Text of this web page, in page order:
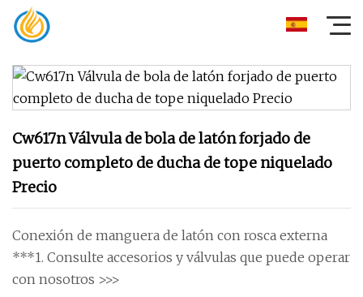
Cw617n Válvula de bola de latón forjado de
puerto completo de ducha de tope niquelado
Precio
Conexión de manguera de latón con rosca externa
***1. Consulte accesorios y válvulas que puede operar
con nosotros >>>